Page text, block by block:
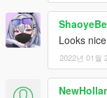
Looks
2022년 01월